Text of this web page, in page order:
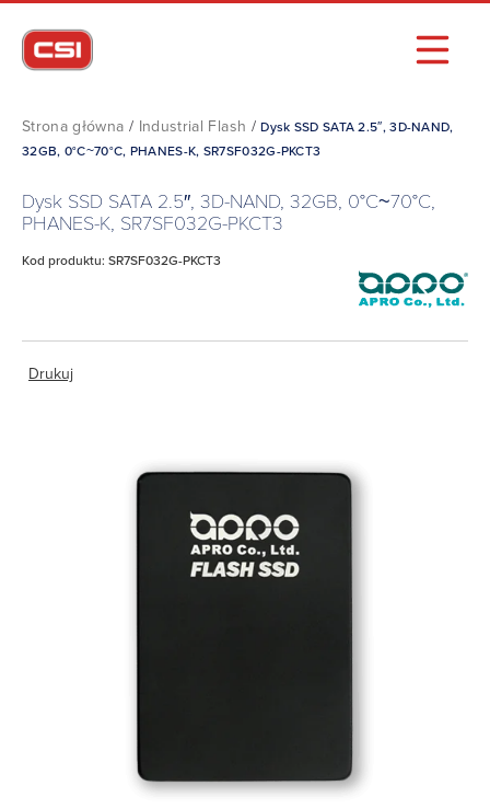
Strona główna / Industrial Flash /Dysk SSD SATA 2.5″, 3D-NAND,
32GB, 0°C~70°C, PHANES-K, SR7SF032G-PKCT3
Dysk SSD SATA 2.5″, 3D-NAND, 32GB, 0°C~70°C,
PHANES-K, SR7SF032G-PKCT3
Kod produktu: SR7SF032G-PKCT3
Drukuj